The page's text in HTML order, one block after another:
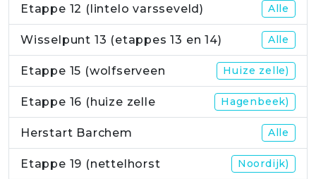
Etappe 12 (lintelo varsseveld) Alle
Wisselpunt 13 (etappes 13 en 14) Alle
Etappe 15 (wolfserveen Huize zelle)
Etappe 16 (huize zelle Hagenbeek)
Herstart Barchem Alle
Etappe 19 (nettelhorst Noordijk)